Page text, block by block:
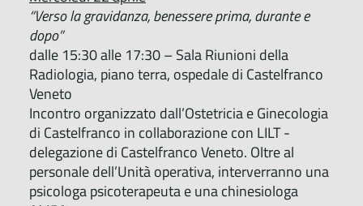
“Verso la gravidanza, benessere prima, durante e
dopo”
dalle 15:30 alle 17:30 – Sala Riunioni della
Radiologia, piano terra, ospedale di Castelfranco
Veneto
Incontro organizzato dall’Ostetricia e Ginecologia
di Castelfranco in collaborazione con LILT -
delegazione di Castelfranco Veneto. Oltre al
personale dell’Unità operativa, interverranno una
psicologa psicoterapeuta e una chinesiologa